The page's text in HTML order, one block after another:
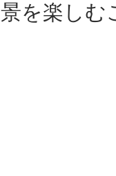
景を楽しむ